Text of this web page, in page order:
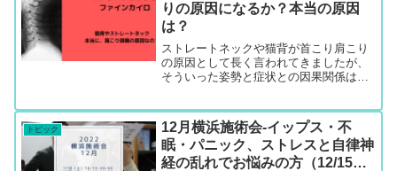
りの原因になるか？本当の原因
は？
ストレートネックや猫背が首こり肩こり
の原因として長く言われてきましたが、
そういった姿勢と症状との因果関係は明
その矛盾はどこにあるのか？従来の解剖
的見解から、最新の機能的見解でみる症
状をご紹介します。
トピック
12月横浜施術会-イップス・不
眠・パニック、ストレスと自律神
経の乱れでお悩みの方（12/15更